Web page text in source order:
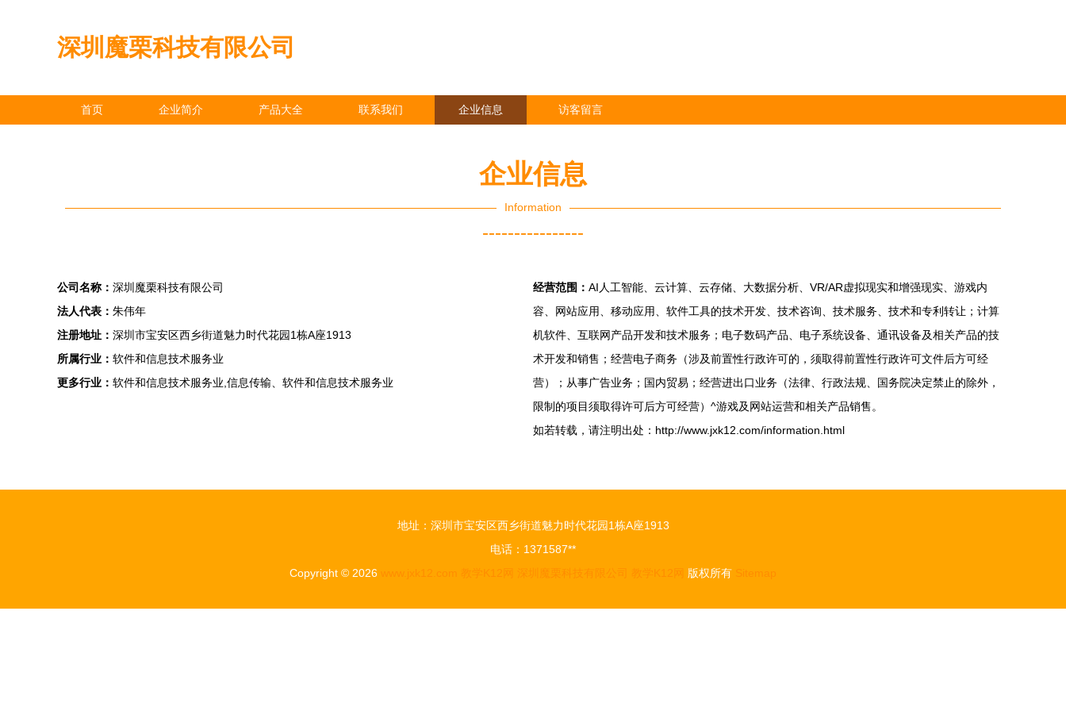
深圳魔栗科技有限公司
首页 企业简介 产品大全 联系我们 企业信息 访客留言
企业信息
Information
----------------
公司名称： 深圳魔栗科技有限公司
法人代表： 朱伟年
注册地址： 深圳市宝安区西乡街道魅力时代花园1栋A座1913
所属行业： 软件和信息技术服务业
更多行业： 软件和信息技术服务业,信息传输、软件和信息技术服务业
经营范围： AI人工智能、云计算、云存储、大数据分析、VR/AR虚拟现实和增强现实、游戏内
容、网站应用、移动应用、软件工具的技术开发、技术咨询、技术服务、技术和专利转让；计算
机软件、互联网产品开发和技术服务；电子数码产品、电子系统设备、通讯设备及相关产品的技
术开发和销售；经营电子商务（涉及前置性行政许可的，须取得前置性行政许可文件后方可经
营）；从事广告业务；国内贸易；经营进出口业务（法律、行政法规、国务院决定禁止的除外，
限制的项目须取得许可后方可经营）^游戏及网站运营和相关产品销售。
如若转载，请注明出处：http://www.jxk12.com/information.html
地址：深圳市宝安区西乡街道魅力时代花园1栋A座1913
电话：1371587**
Copyright © 2026 www.jxk12.com 教学K12网 深圳魔栗科技有限公司 教学K12网 版权所有 Sitemap